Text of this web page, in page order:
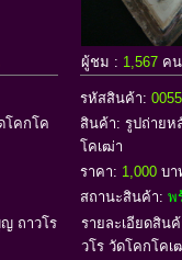
ผู้ชม : 1,567 ค
โคกโค
ถาวโร
รหัสสินค้า:
สินค้า: รูปถ่ายห
โคเฒ่า
ราคา: 1,000 บา
สถานะสินค้า: พ
รายละเอียดสิน
วโร วัดโคกโคเ